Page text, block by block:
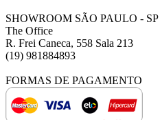
SHOWROOM SÃO PAULO - SP
The Office
R. Frei Caneca, 558 Sala 213
(19) 981884893
FORMAS DE PAGAMENTO